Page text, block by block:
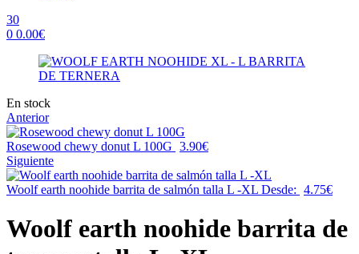
30
0 0.00€
Availability:
En stock
Anterior
Rosewood chewy donut L 100G 3.90€
Siguiente
Woolf earth noohide barrita de salmón talla L -XL Desde: 4.75€
Woolf earth noohide barrita de